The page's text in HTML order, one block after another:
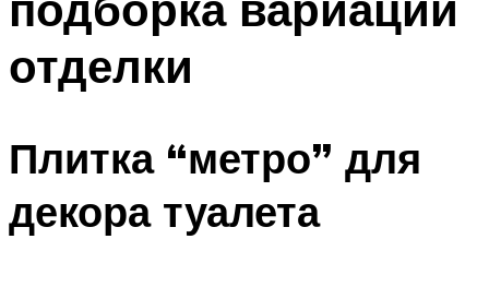
отделки
Плитка “метро” для
декора туалета